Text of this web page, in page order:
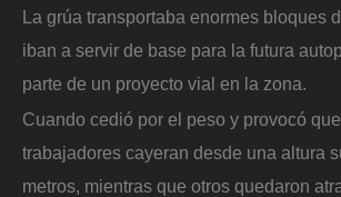
La grúa transportaba enormes bloques
iban a servir de base para la futura
parte de un proyecto vial en la zona.
Cuando cedió por el peso y provocó
trabajadores cayeran desde una altura
metros, mientras que otros quedaron